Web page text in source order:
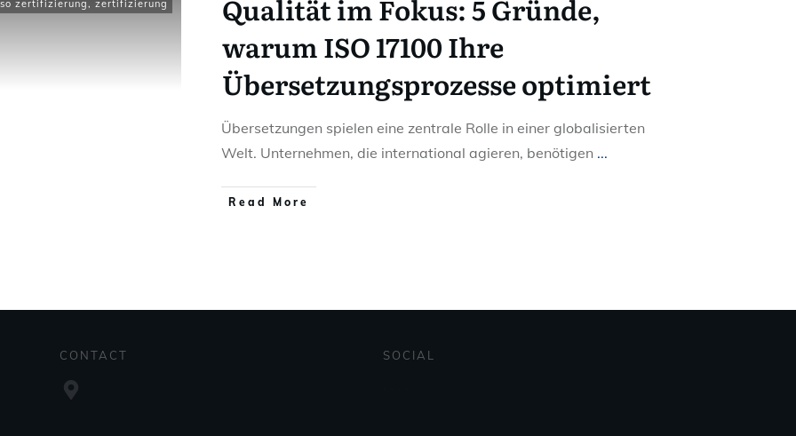
zertifizierung, zertifizierung
Qualität im Fokus: 5 Gründe,
warum ISO 17100 Ihre
Übersetzungsprozesse optimiert
Übersetzungen spielen eine zentrale Rolle in einer globalisierten
Welt. Unternehmen, die international agieren, benötigen ...
Read More
CONTACT SOCIAL